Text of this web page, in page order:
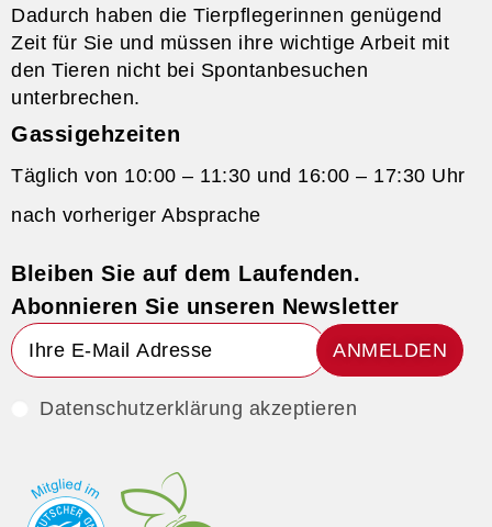
Dadurch haben die Tierpflegerinnen genügend
Zeit für Sie und müssen ihre wichtige Arbeit mit
den Tieren nicht bei Spontanbesuchen
unterbrechen.
Gassigehzeiten
Täglich von 10:00 – 11:30 und 16:00 – 17:30 Uhr
nach vorheriger Absprache
Bleiben Sie auf dem Laufenden.
Abonnieren Sie unseren Newsletter
ANMELDEN
Datenschutzerklärung akzeptieren